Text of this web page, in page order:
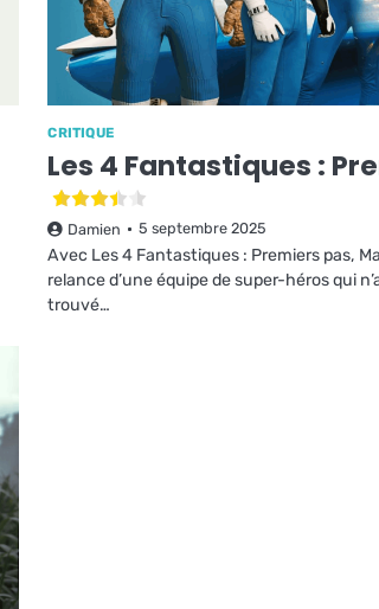
CRITIQUE
Les 4 Fantastiques :
Damien 5 septembre 2025
Avec Les 4 Fantastiques : Premiers pas,
relance d’une équipe de super-héros qui
trouvé…